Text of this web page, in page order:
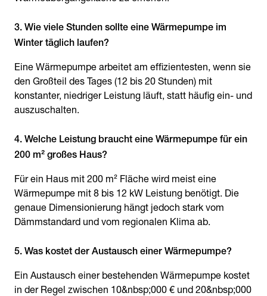
3. Wie viele Stunden sollte eine Wärmepumpe im
Winter täglich laufen?
Eine Wärmepumpe arbeitet am effizientesten, wenn sie
den Großteil des Tages (12 bis 20 Stunden) mit
konstanter, niedriger Leistung läuft, statt häufig ein- und
auszuschalten.
4. Welche Leistung braucht eine Wärmepumpe für ein
200 m² großes Haus?
Für ein Haus mit 200 m² Fläche wird meist eine
Wärmepumpe mit 8 bis 12 kW Leistung benötigt. Die
genaue Dimensionierung hängt jedoch stark vom
Dämmstandard und vom regionalen Klima ab.
5. Was kostet der Austausch einer Wärmepumpe?
Ein Austausch einer bestehenden Wärmepumpe kostet
in der Regel zwischen 10&nbsp;000 € und 20&nbsp;000